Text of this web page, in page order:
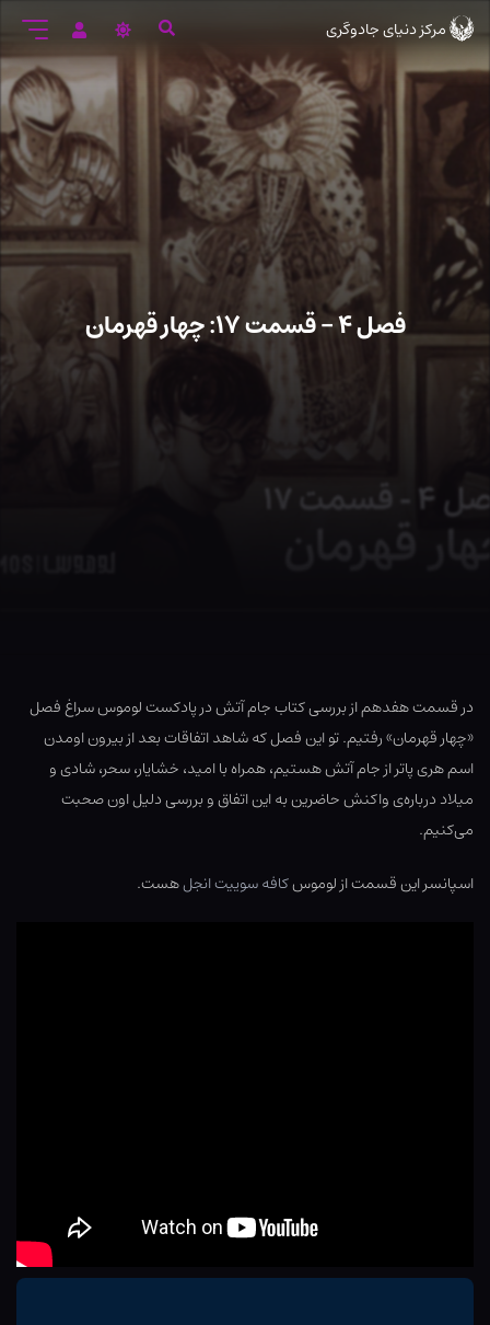
ورود
به
متن
اصلی
مرکز دنیای جادوگری
فصل ۴ – قسمت ۱۷: چهار قهرمان
در قسمت هفدهم از بررسی کتاب جام آتش در پادکست لوموس سراغ فصل
«چهار قهرمان» رفتیم. تو این فصل که شاهد اتفاقات بعد از بیرون اومدن
اسم هری پاتر از جام آتش هستیم، همراه با امید، خشایار، سحر، شادی و
میلاد درباره‌ی واکنش حاضرین به این اتفاق و بررسی دلیل اون صحبت
می‌کنیم.
اسپانسر این قسمت از لوموسکافه سوییت انجلهست.